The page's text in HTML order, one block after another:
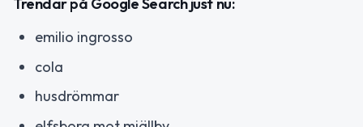
Trendar på Google Search just nu:
emilio ingrosso
cola
husdrömmar